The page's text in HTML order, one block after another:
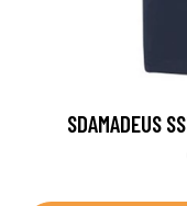
SDAMADEUS